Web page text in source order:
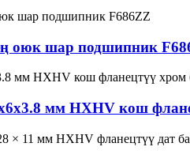
оюк шар подшипник
мм HXHV кош